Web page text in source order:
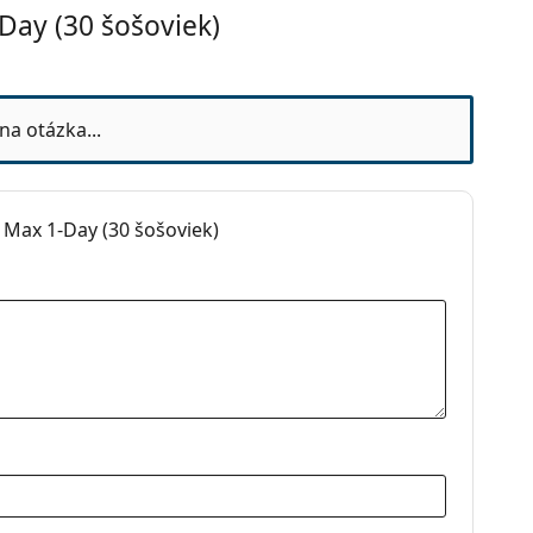
Oasys Max 1-Day?
pokyny.
šošovky
(30 šošoviek)
otázka...
1-Day (30 šošoviek)